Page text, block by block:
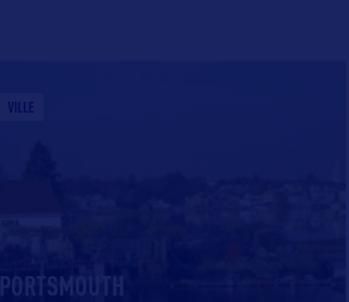
VILLE
PORTSMOUTH